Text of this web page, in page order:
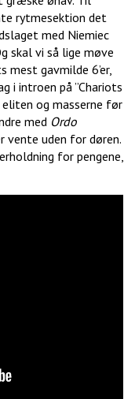
rytmesektion det
med Niemiec
skal vi så lige møve
mest gavmilde 6’er,
i introen på ”Chariots
og masserne før
med Ordo
vente uden for døren.
for pengene,